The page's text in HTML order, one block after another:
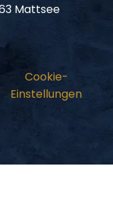
Mattsee
Cookie-
Einstellungen